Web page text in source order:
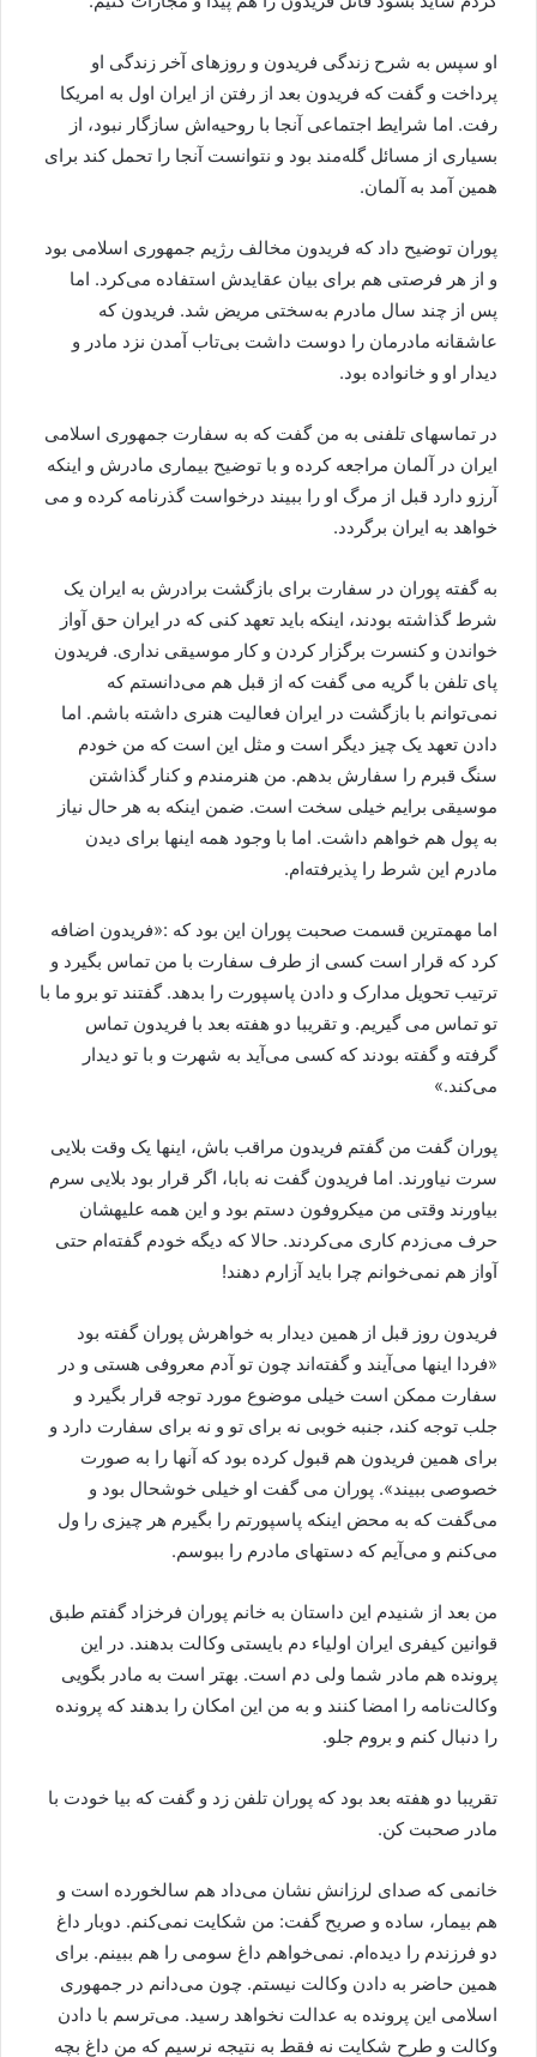
او سپس به شرح زندگی فریدون و روزهای آخر زندگی او
پرداخت و گفت که فریدون بعد از رفتن از ایران اول به امریکا
رفت. اما شرایط اجتماعی آنجا با روحیه‌اش سازگار نبود، از
بسیاری از مسائل گله‌مند بود و نتوانست آنجا را تحمل کند برای
همین آمد به آلمان.
پوران توضیح داد که فریدون مخالف رژیم جمهوری اسلامی بود
و از هر فرصتی هم برای بیان عقایدش استفاده می‌کرد. اما
پس از چند سال مادرم به‌سختی مریض شد. فریدون که
عاشقانه مادرمان را دوست داشت بی‌تاب آمدن نزد مادر و
دیدار او و خانواده بود.
در تماسهای تلفنی به من گفت که به سفارت جمهوری اسلامی
ایران در آلمان مراجعه کرده و با توضیح بیماری مادرش و اینکه
آرزو دارد قبل از مرگ او را ببیند درخواست گذرنامه کرده و می
خواهد به ایران برگردد.
به گفته پوران در سفارت برای بازگشت برادرش به ایران یک
شرط گذاشته بودند، اینکه باید تعهد کنی که در ایران حق آواز
خواندن و کنسرت برگزار کردن و کار موسیقی نداری. فریدون
پای تلفن با گریه می گفت که از قبل هم می‌دانستم که
نمی‌توانم با بازگشت در ایران فعالیت هنری داشته باشم. اما
دادن تعهد یک چیز دیگر است و مثل این است که من خودم
سنگ قبرم را سفارش بدهم. من هنرمندم و کنار گذاشتن
موسیقی برایم خیلی سخت است. ضمن اینکه به هر حال نیاز
به پول هم خواهم داشت. اما با وجود همه اینها برای دیدن
مادرم این شرط را پذیرفته‌ام.
اما مهمترین قسمت صحبت پوران این بود که :«فریدون اضافه
کرد که قرار است کسی از طرف سفارت با من تماس بگیرد و
ترتیب تحویل مدارک و دادن پاسپورت را بدهد. گفتند تو برو ما با
تو تماس می گیریم. و تقریبا دو هفته بعد با فریدون تماس
گرفته و گفته بودند که کسی می‌آید به شهرت و با تو دیدار
می‌کند.»
پوران گفت من گفتم فریدون مراقب باش، اینها یک وقت بلایی
سرت نیاورند. اما فریدون گفت نه بابا، اگر قرار بود بلایی سرم
بیاورند وقتی من میکروفون دستم بود و این همه علیهشان
حرف می‌زدم کاری می‌کردند. حالا که دیگه خودم گفته‌ام حتی
آواز هم نمی‌خوانم چرا باید آزارم دهند!
فریدون روز قبل از همین دیدار به خواهرش پوران گفته بود
«فردا اینها می‌آیند و گفته‌اند چون تو آدم معروفی هستی و در
سفارت ممکن است خیلی موضوع مورد توجه قرار بگیرد و
جلب توجه کند، جنبه خوبی نه برای تو و نه برای سفارت دارد و
برای همین فریدون هم قبول کرده بود که آنها را به صورت
خصوصی ببیند». پوران می گفت او خیلی خوشحال بود و
می‌گفت که به محض اینکه پاسپورتم را بگیرم هر چیزی را ول
می‌کنم و می‌آیم که دستهای مادرم را ببوسم.
من بعد از شنیدم این داستان به خانم پوران فرخزاد گفتم طبق
قوانین کیفری ایران اولیاء دم بایستی وکالت بدهند. در این
پرونده هم مادر شما ولی دم است. بهتر است به مادر بگویی
وکالت‌نامه را امضا کنند و به من این امکان را بدهند که پرونده
را دنبال کنم و بروم جلو.
تقریبا دو هفته بعد بود که پوران تلفن زد و گفت که بیا خودت با
مادر صحبت کن.
خانمی که صدای لرزانش نشان می‌داد هم سالخورده است و
هم بیمار، ساده و صریح گفت: من شکایت نمی‌کنم. دوبار داغ
دو فرزندم را دیده‌ام. نمی‌خواهم داغ سومی را هم ببینم. برای
همین حاضر به دادن وکالت نیستم. چون می‌دانم در جمهوری
اسلامی این پرونده به عدالت نخواهد رسید. می‌ترسم با دادن
وکالت و طرح شکایت نه فقط به نتیجه نرسیم که من داغ بچه